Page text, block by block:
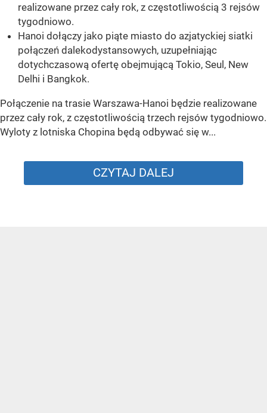
realizowane przez cały rok, z częstotliwością 3 rejsów
tygodniowo.
Hanoi dołączy jako piąte miasto do azjatyckiej siatki
połączeń dalekodystansowych, uzupełniając
dotychczasową ofertę obejmującą Tokio, Seul, New
Delhi i Bangkok.
Połączenie na trasie Warszawa-Hanoi będzie realizowane
przez cały rok, z częstotliwością trzech rejsów tygodniowo.
Wyloty z lotniska Chopina będą odbywać się w...
CZYTAJ DALEJ